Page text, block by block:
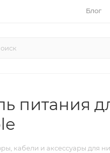
Блог
питания
кабели и аксессуары для